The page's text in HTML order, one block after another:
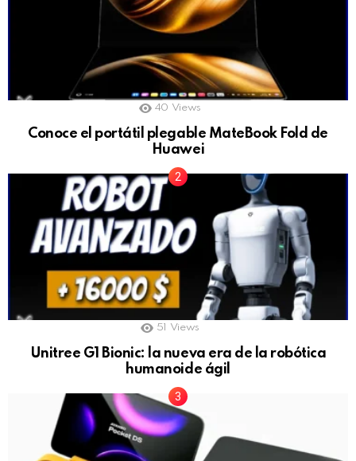
40 Views
Conoce el portátil plegable MateBook Fold de
Huawei
51 Views
Unitree G1 Bionic: la nueva era de la robótica
humanoide ágil